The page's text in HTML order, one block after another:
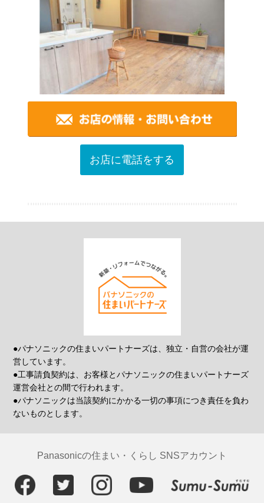
お店に電話をする
●パナソニックの住まいパートナーズは、独立・自営の会社が運
営しています。
●工事請負契約は、お客様とパナソニックの住まいパートナーズ
運営会社との間で行われます。
●パナソニックは当該契約にかかる一切の事項につき責任を負わ
ないものとします。
Panasonicの住まい・くらし SNSアカウント